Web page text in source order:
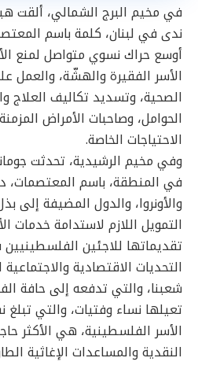
في مخيم البرج الشمالي، ألقت
ندى في لبنان، كلمة باسم
أوسع حراك نسوي متواصل لمنع
الأسر الفقيرة والهشّة، والعمل
الصحية، وتسديد تكاليف العلاج
الحوامل، وصاحبات الأمراض
الاحتياجات الخاصة.
وفي مخيم الرشيدية، تحدثت
في المنطقة، باسم المعتصمات،
والأونروا، والدول المضيفة إلى
التمويل اللازم لاستدامة خدمات
تقديماتها للاجئين
التحديات الاقتصادية
شعبنا، والتي تدفعه إلى حافة
الأسر الفلسطينية، هي الأكثر
النقدية والمساعدات الإغاثية